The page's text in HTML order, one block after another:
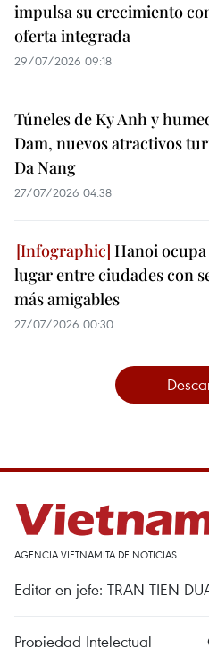
impulsa su crecimiento
oferta integrada
29/07/2026 09:18
Túneles de Ky Anh y
Dam, nuevos atractivos
Da Nang
27/07/2026 04:38
Hanoi
lugar entre ciudades con
más amigables
27/07/2026 00:30
AGENCIA VIETNAMITA DE NOTICIAS
Editor en jefe: TRAN TIEN
Propiedad Intelectual